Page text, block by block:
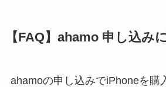
【FAQ】ahamo 申し込み
ahamoの申し込みでiPhoneを購